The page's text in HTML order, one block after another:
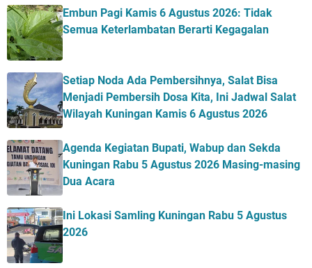
Embun Pagi Kamis 6 Agustus 2026: Tidak
Semua Keterlambatan Berarti Kegagalan
Setiap Noda Ada Pembersihnya, Salat Bisa
Menjadi Pembersih Dosa Kita, Ini Jadwal Salat
Wilayah Kuningan Kamis 6 Agustus 2026
Agenda Kegiatan Bupati, Wabup dan Sekda
Kuningan Rabu 5 Agustus 2026 Masing-masing
Dua Acara
Ini Lokasi Samling Kuningan Rabu 5 Agustus
2026